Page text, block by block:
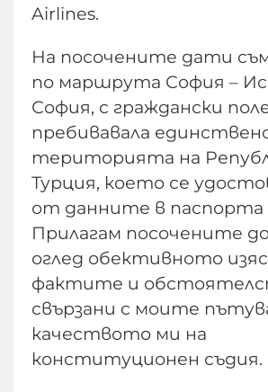
Airlines.
На посочените дати
по маршрута София –
София, с граждански
пребивавала
територията на
Турция, което се
от данните в паспорта
Прилагам посочените
оглед обективното
фактите и
свързани с моите
качеството ми на
конституционен съдия.